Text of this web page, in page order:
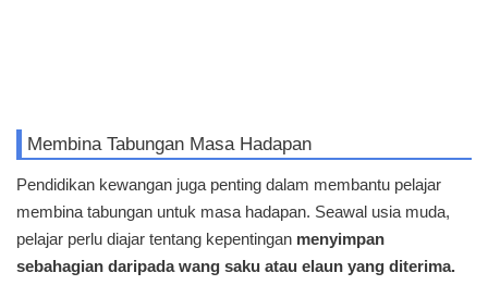
Membina Tabungan Masa Hadapan
Pendidikan kewangan juga penting dalam membantu pelajar
membina tabungan untuk masa hadapan. Seawal usia muda,
pelajar perlu diajar tentang kepentingan menyimpan
sebahagian daripada wang saku atau elaun yang diterima.